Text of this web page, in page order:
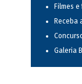
Filmes
Receba
Galeria